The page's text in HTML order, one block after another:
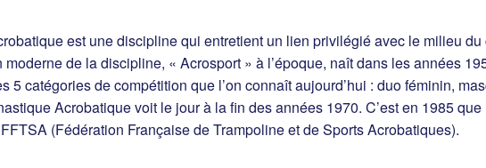
est une discipline qui entretient un lien privilégié avec le milieu
de la discipline, « Acrosport » à l’époque, naît dans les années
5 catégories de compétition que l’on connaît aujourd’hui : duo féminin,
Acrobatique voit le jour à la fin des années 1970. C’est en 1985
(Fédération Française de Trampoline et de Sports Acrobatiques).